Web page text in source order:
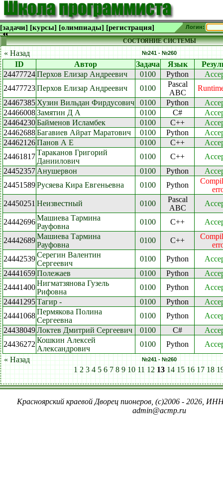
[задачи] [курсы] [олимпиады] [регистрация] Логин:
СОСТОЯНИЕ СИСТЕМЫ
« Назад №241 - №260
ID Автор Задача Язык
24477724Перхов Елизар Андреевич 0100 Python
24477723Перхов Елизар Андреевич 0100
Pascal
ABC
24467385 Хузин Вильдан Фирдусович 0100 Python
24466008Замятин Д А 0100 C#
24464230Байменов Исламбек 0100 C++
24462688Багавиев Айрат Маратович 0100 Python
24462126Панов А Е 0100 C++
24461817Тараканов Григорий
Даниилович
0100 C++
24452357 Анушервон 0100 Python
24451589Русяева Кира Евгеньевна 0100 Python
24450251 Неизвестный 0100
Pascal
ABC
24442696Машиева Тармина
Рауфовна
0100 C++
24442689Машиева Тармина
Рауфовна
0100 C++
24442539Серегин Валентин
Сергеевич
0100 Python
24441659Полежаев 0100 Python
24441400Нигматзянова Гузель
Рифовна
0100 Python
24441295Тагир - 0100 Python
24441068Пермякова Полина
Сергеевна
0100 Python
24438049Локтев Дмитрий Сергеевич 0100 C#
24436272 Кошкин Алексей
Александрович
0100 Python
« Назад
№241 - №260
1 2 3 4 5 6 7 8 9 10 11 12 13 14 15 16 17 18
Красноярский краевой Дворец пионеров, (c)2006 - 2026,
admin@acmp.ru